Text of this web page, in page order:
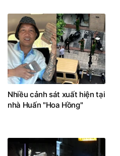
Nhiều cảnh sát xuất hiện tại
nhà Huấn "Hoa Hồng"